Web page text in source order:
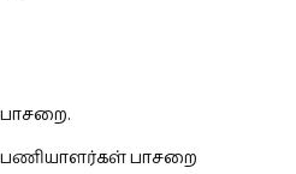
பாசறை